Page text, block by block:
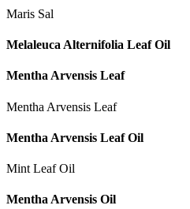
Maris Sal
Melaleuca Alternifolia Leaf Oil
Mentha Arvensis Leaf
Mentha Arvensis Leaf
Mentha Arvensis Leaf Oil
Mint Leaf Oil
Mentha Arvensis Oil